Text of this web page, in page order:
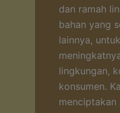
dan ramah
bahan yang
lainnya,
lingkungan,
konsumen.
menciptakan